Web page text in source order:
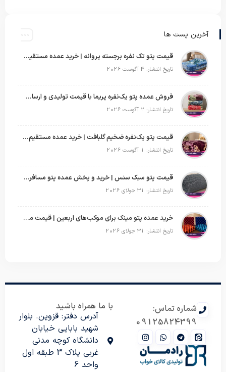
آخرین پست ها
قیمت پتو تک نفره برجسته پروانه | خرید عمده مستقیم با بهترین قیمت بازار
تاریخ انتشار: 4 آگوست 2026
فروش عمده پتو یک‌نفره پریما با قیمت تولیدی و ارسال به سراسر کشور
تاریخ انتشار: 2 آگوست 2026
قیمت پتو یک‌نفره ضخیم گلبافت | خرید عمده مستقیم با بهترین قیمت
تاریخ انتشار: 1 آگوست 2026
قیمت پتو سبک سنس | خرید و پخش عمده پتو مسافرتی Sense
تاریخ انتشار: 31 جولای 2026
خرید عمده پتو مینک برای موکب‌های اربعین | قیمت مناسب و ارسال سریع
تاریخ انتشار: 31 جولای 2026
شماره تماس:
09125824399
با ما همراه باشید
آدرس دفتر: قزوین. بلوار
شهید بابایی خیابان
دانشگاه کوچه مدنی
غربی پلاک 3 طبقه اول
واحد 6